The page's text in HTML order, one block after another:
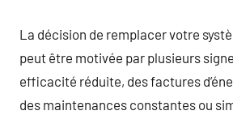
La décision de remplacer votre
peut être motivée par plusieurs
efficacité réduite, des factures
des maintenances constantes ou